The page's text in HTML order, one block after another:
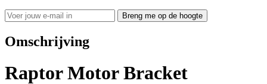
Breng me op de hoogte
Omschrijving
Raptor Motor Bracket